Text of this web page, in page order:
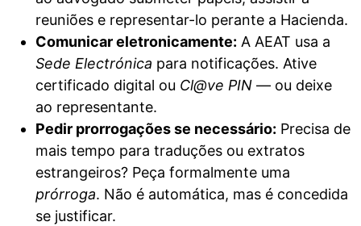
reuniões e representar-lo perante a Hacienda.
Comunicar eletronicamente: A AEAT usa a
Sede Electrónica para notificações. Ative
certificado digital ou Cl@ve PIN — ou deixe
ao representante.
Pedir prorrogações se necessário: Precisa de
mais tempo para traduções ou extratos
estrangeiros? Peça formalmente uma
prórroga. Não é automática, mas é concedida
se justificar.